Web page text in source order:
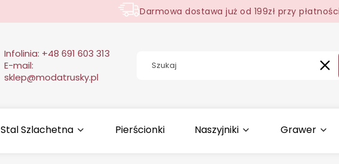
Darmowa dostawa już od 199zł przy
Infolinia: +48 691 603 313
E-mail:
sklep@modatrusky.pl
Stal Szlachetna Pierścionki Naszyjniki Grawer